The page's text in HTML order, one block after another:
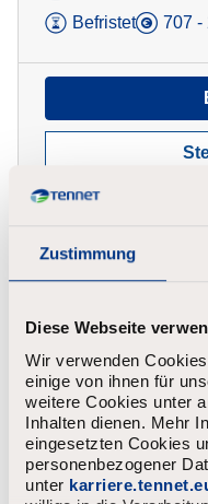
Zustimmung
Diese Webseite
Wir verwenden
einige von ihnen für
weitere Cookies unter
Inhalten dienen. Mehr
eingesetzten Cookies
personenbezogener
unter
Befristet
707 -
Coordination
Arnheim